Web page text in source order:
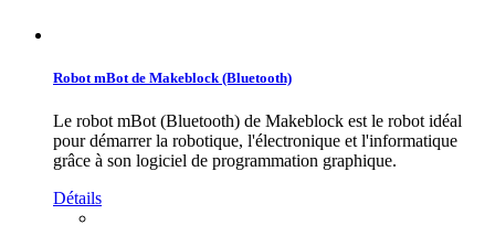
Robot mBot de Makeblock (Bluetooth)
Le robot mBot (Bluetooth) de Makeblock est le robot idéal
pour démarrer la robotique, l'électronique et l'informatique
grâce à son logiciel de programmation graphique.
Détails